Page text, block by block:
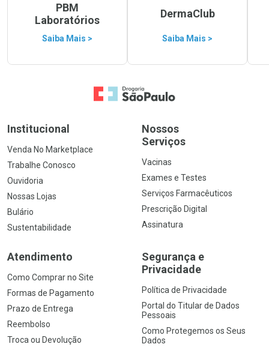
PBM
Laboratórios
Saiba Mais >
DermaClub
Saiba Mais >
Ir para a Home
Institucional
Venda No Marketplace
Trabalhe Conosco
Ouvidoria
Nossas Lojas
Bulário
Sustentabilidade
Nossos
Serviços
Vacinas
Exames e Testes
Serviços Farmacêuticos
Prescrição Digital
Assinatura
Atendimento
Como Comprar no Site
Formas de Pagamento
Prazo de Entrega
Reembolso
Troca ou Devolução
Segurança e
Privacidade
Política de Privacidade
Portal do Titular de Dados
Pessoais
Como Protegemos os Seus
Dados